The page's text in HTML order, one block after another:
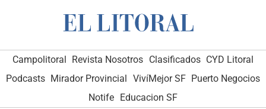
Campolitoral Revista Nosotros Clasificados CYD Litoral
Podcasts Mirador Provincial VivíMejor SF Puerto Negocios
Notife
Educacion SF